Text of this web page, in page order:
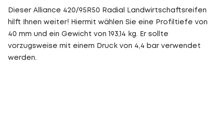
Dieser Alliance 420/95R50 Radial Landwirtschaftsreifen
hilft Ihnen weiter! Hiermit wählen Sie eine Profiltiefe von
40 mm und ein Gewicht von 193,14 kg. Er sollte
vorzugsweise mit einem Druck von 4,4 bar verwendet
werden.